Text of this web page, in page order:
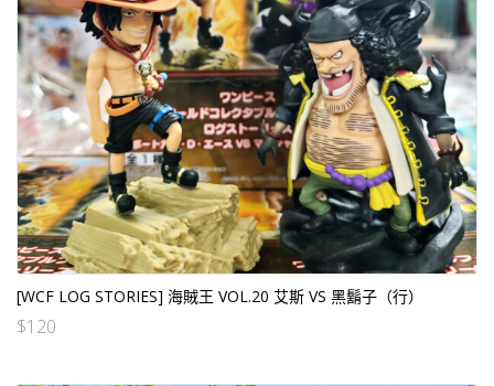
[WCF LOG STORIES] 海賊王 VOL.20 艾斯 VS 黑鬍子（行）
$120